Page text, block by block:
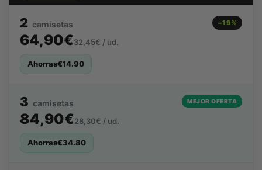
2 camisetas −19%
64,90€32,45€ / ud.
Ahorras€14.90
3 camisetas MEJOR OFERTA
84,90€28,30€ / ud.
Ahorras€34.80